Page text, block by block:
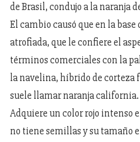
de Brasil, condujo a la naranja
El cambio causó que en la
atrofiada, que le confiere el
términos comerciales con la
la navelina, híbrido de corteza
suele llamar naranja california.
Adquiere un color rojo intenso
no tiene semillas y su tamaño